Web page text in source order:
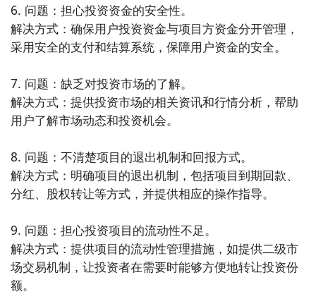
6. 问题：担心投资资金的安全性。
解决方式：确保用户投资资金与项目方资金分开管理，
采用安全的支付和结算系统，保障用户资金的安全。
7. 问题：缺乏对投资市场的了解。
解决方式：提供投资市场的相关资讯和行情分析，帮助
用户了解市场动态和投资机会。
8. 问题：不清楚项目的退出机制和回报方式。
解决方式：明确项目的退出机制，包括项目到期回款、
分红、股权转让等方式，并提供相应的操作指导。
9. 问题：担心投资项目的流动性不足。
解决方式：提供项目的流动性管理措施，如提供二级市
场交易机制，让投资者在需要时能够方便地转让投资份
额。